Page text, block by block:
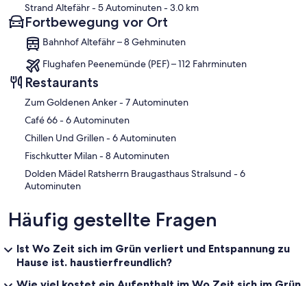
Strand Altefähr- 5 Autominuten- 3.0 km
Fortbewegung vor Ort
Bahnhof Altefähr – 8 Gehminuten
Flughafen Peenemünde (PEF) – 112 Fahrminuten
Restaurants
‪Zum Goldenen Anker - ‬7 Autominuten
‪Café 66 - ‬6 Autominuten
‪Chillen Und Grillen - ‬6 Autominuten
‪Fischkutter Milan - ‬8 Autominuten
‪Dolden Mädel Ratsherrn Braugasthaus Stralsund - ‬6
Autominuten
Häufig gestellte Fragen
Ist Wo Zeit sich im Grün verliert und Entspannung zu
Hause ist. haustierfreundlich?